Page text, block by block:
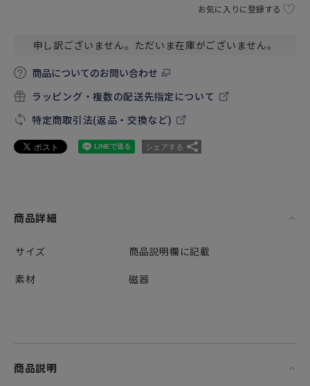
お気に入りに登録する
申し訳ございません。ただいま在庫がございません。
商品についてのお問い合わせ
ラッピング・複数の配送先指定について
特定商取引法(返品・交換など)
シェアする
商品詳細
サイズ
商品説明欄に記載
素材
磁器
商品説明